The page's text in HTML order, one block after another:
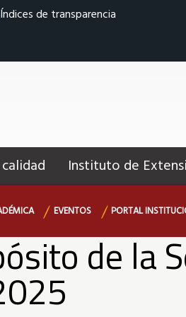
Índices de transparencia
Instituto de
EVENTOS PORTAL
de la